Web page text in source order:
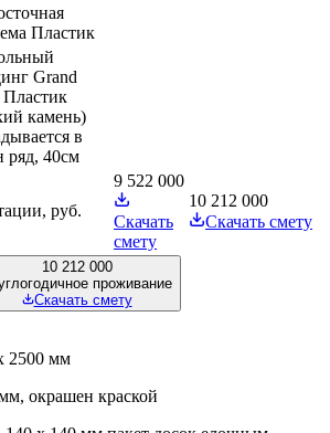
Пластик
Grand
камень)
в
ряд, 40см
руб.
9 522 000
Скачать
смету
10 212 000
Скачать смету
10 212 000
проживание
Скачать смету
2500 мм
окрашен краской